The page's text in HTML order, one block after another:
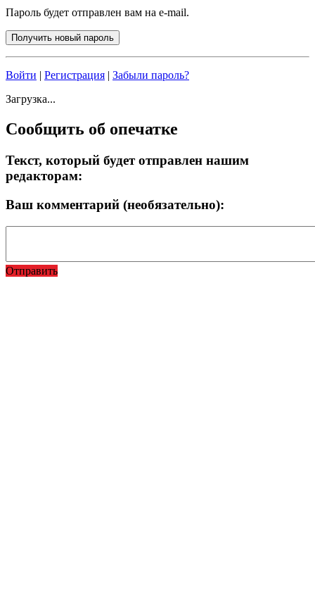
Пароль будет отправлен вам на e-mail.
Войти | Регистрация | Забыли пароль?
Загрузка...
Сообщить об опечатке
Текст, который будет отправлен нашим
редакторам:
Ваш комментарий (необязательно):
Отправить